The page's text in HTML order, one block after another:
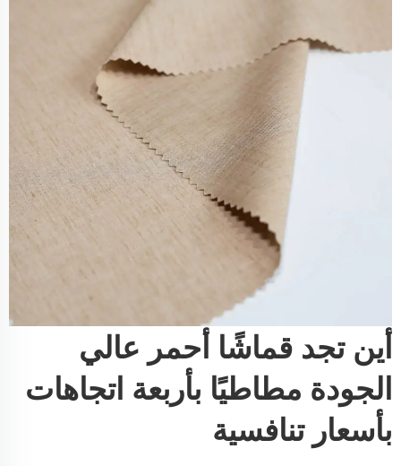
أين تجد قماشًا أحمر عالي
الجودة مطاطيًا بأربعة اتجاهات
بأسعار تنافسية